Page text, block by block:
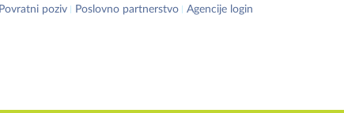
Povratni poziv Poslovno partnerstvo Agencije login